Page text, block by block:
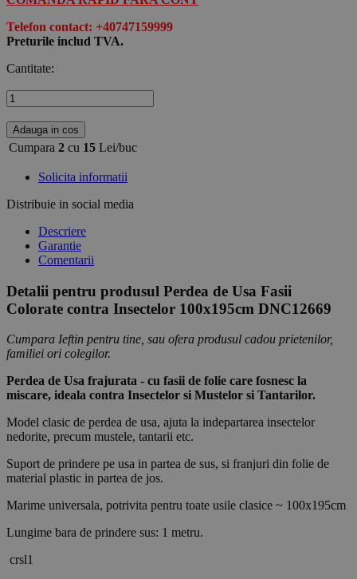
Telefon contact: +40747159999
Preturile includ TVA.
Cantitate:
Adauga in cos
Cumpara 2 cu 15 Lei/buc
Solicita informatii
Distribuie in social media
Descriere
Garantie
Comentarii
Detalii pentru produsul Perdea de Usa Fasii
Colorate contra Insectelor 100x195cm DNC12669
Cumpara Ieftin pentru tine, sau ofera produsul cadou prietenilor,
familiei ori colegilor.
Perdea de Usa frajurata - cu fasii de folie care fosnesc la
miscare, ideala contra Insectelor si Mustelor si Tantarilor.
Model clasic de perdea de usa, ajuta la indepartarea insectelor
nedorite, precum mustele, tantarii etc.
Suport de prindere pe usa in partea de sus, si franjuri din folie de
material plastic in partea de jos.
Marime universala, potrivita pentru toate usile clasice ~ 100x195cm
Lungime bara de prindere sus: 1 metru.
crsl1